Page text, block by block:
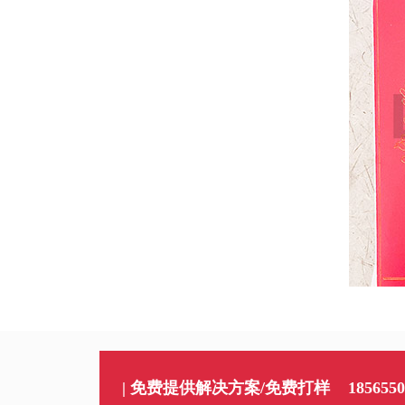
| 免费提供解决方案/免费打样